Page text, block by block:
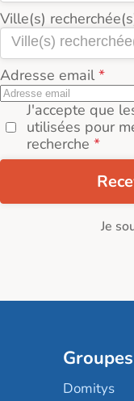
Ville(s)
Adresse email
J'accepte que
utilisées pour
recherche
Je
Domitys